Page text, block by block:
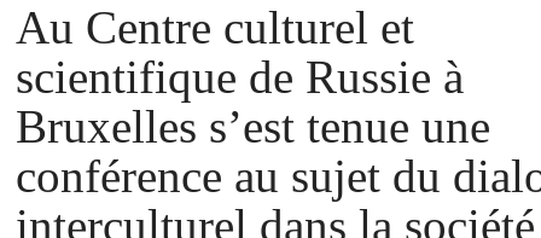
Au Centre culturel et
scientifique de Russie à
Bruxelles s’est tenue une
conférence au sujet du
interculturel dans la société